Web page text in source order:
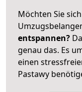
Möchten Sie
entspannen?
genau das. Es
einen
Pastawy